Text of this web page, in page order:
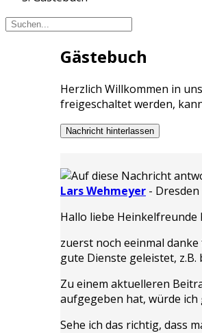
Gästebuch
Herzlich Willkommen in
freigeschaltet werden,
Nachricht hinterlassen
Lars Wehmeyer - Dresden
Hallo liebe Heinkelfreunde
zuerst noch eeinmal
gute Dienste geleistet, z.B.
Zu einem aktuelleren
aufgegeben hat, würde
Sehe ich das richtig, dass